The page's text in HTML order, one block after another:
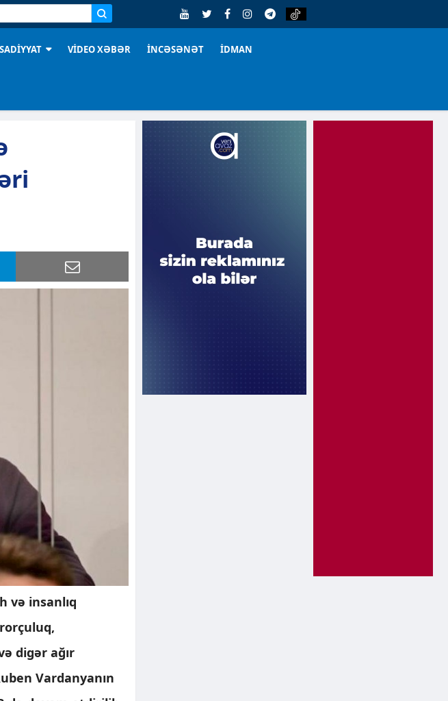
VİDEO XƏBƏR İNCƏSƏNƏT İDMAN
və insanlıq
digər ağır
Vardanyanın